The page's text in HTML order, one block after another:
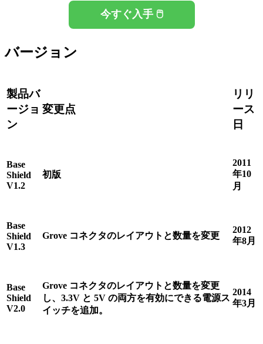
今すぐ入手 🖱️
バージョン
製品バ
ージョ
ン
変更点
リリ
ース
日
Base
Shield
V1.2
初版
2011
年10
月
Base
Shield
V1.3
Grove コネクタのレイアウトと数量を変更
2012
年8月
Base
Shield
V2.0
Grove コネクタのレイアウトと数量を変更
し、3.3V と 5V の両方を有効にできる電源ス
イッチを追加。
2014
年3月